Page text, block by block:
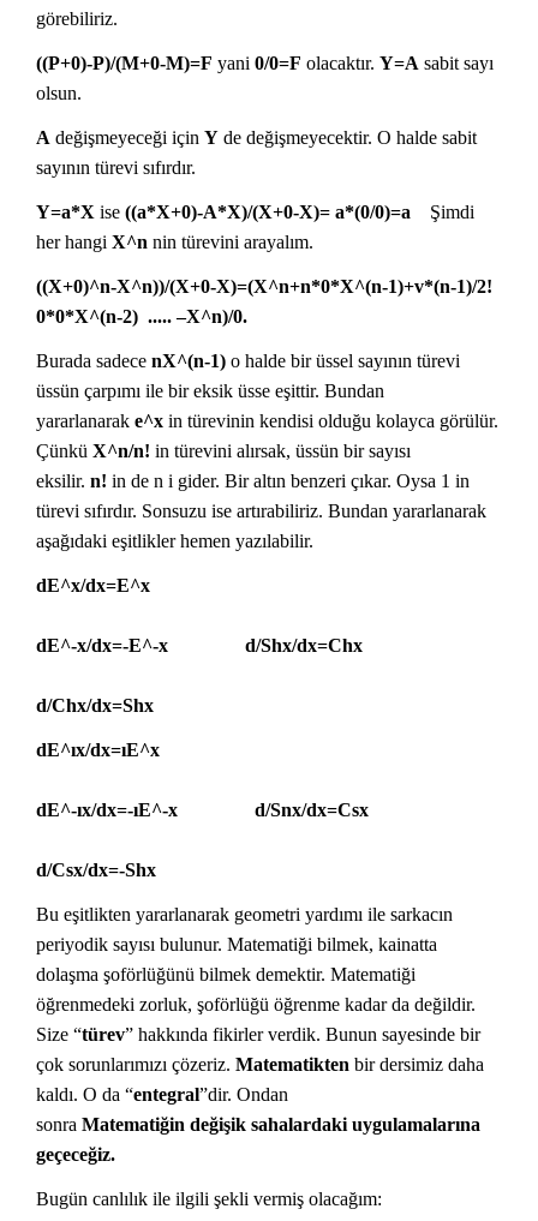
görebiliriz.
((P+0)-P)/(M+0-M)=F yani 0/0=F olacaktır. Y=A sabit sayı
olsun.
A değişmeyeceği için Y de değişmeyecektir. O halde sabit
sayının türevi sıfırdır.
Y=a*X ise ((a*X+0)-A*X)/(X+0-X)= a*(0/0)=a Şimdi
her hangi X^n nin türevini arayalım.
((X+0)^n-X^n))/(X+0-X)=(X^n+n*0*X^(n-1)+v*(n-1)/2!
0*0*X^(n-2) ..... –X^n)/0.
Burada sadece nX^(n-1) o halde bir üssel sayının türevi
üssün çarpımı ile bir eksik üsse eşittir. Bundan
yararlanarak e^x in türevinin kendisi olduğu kolayca görülür.
Çünkü X^n/n! in türevini alırsak, üssün bir sayısı
eksilir. n! in de n i gider. Bir altın benzeri çıkar. Oysa 1 in
türevi sıfırdır. Sonsuzu ise artırabiliriz. Bundan yararlanarak
aşağıdaki eşitlikler hemen yazılabilir.
dE^x/dx=E^x
dE^-x/dx=-E^-x d/Shx/dx=Chx
d/Chx/dx=Shx
dE^ıx/dx=ıE^x
dE^-ıx/dx=-ıE^-x d/Snx/dx=Csx
d/Csx/dx=-Shx
Bu eşitlikten yararlanarak geometri yardımı ile sarkacın
periyodik sayısı bulunur. Matematiği bilmek, kainatta
dolaşma şoförlüğünü bilmek demektir. Matematiği
öğrenmedeki zorluk, şoförlüğü öğrenme kadar da değildir.
Size “türev” hakkında fikirler verdik. Bunun sayesinde bir
çok sorunlarımızı çözeriz. Matematikten bir dersimiz daha
kaldı. O da “entegral”dir. Ondan
sonra Matematiğin değişik sahalardaki uygulamalarına
geçeceğiz.
Bugün canlılık ile ilgili şekli vermiş olacağım: